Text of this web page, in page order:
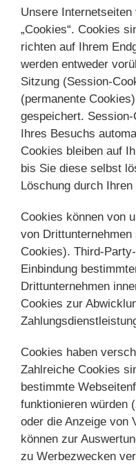
Unsere
„Cookies“. Cookies
richten auf Ihrem
werden entweder
Sitzung (Session-
(permanente
gespeichert.
Ihres Besuchs
Cookies bleiben auf
bis Sie diese selbst
Löschung durch
Cookies können von
von
Cookies). Third-
Einbindung
Drittunternehmen
Cookies zur
Cookies haben
Zahlreiche Cookies
bestimmte
funktionieren würden
oder die Anzeige von
können zur
zu Werbezwecken